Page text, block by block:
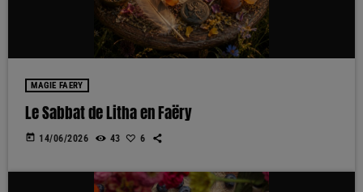
MAGIE FAERY
Le Sabbat de Litha en Faëry
today 14/06/2026 43 6